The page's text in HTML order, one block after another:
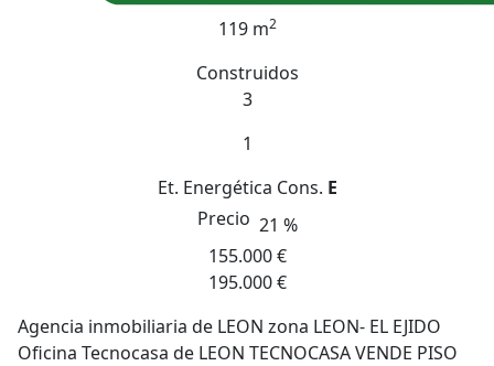
119 m2
Construidos
3
1
Et. Energética Cons. E
Precio 21 %
155.000 €
195.000 €
Agencia inmobiliaria de LEON zona LEON- EL EJIDO
Oficina Tecnocasa de LEON TECNOCASA VENDE PISO